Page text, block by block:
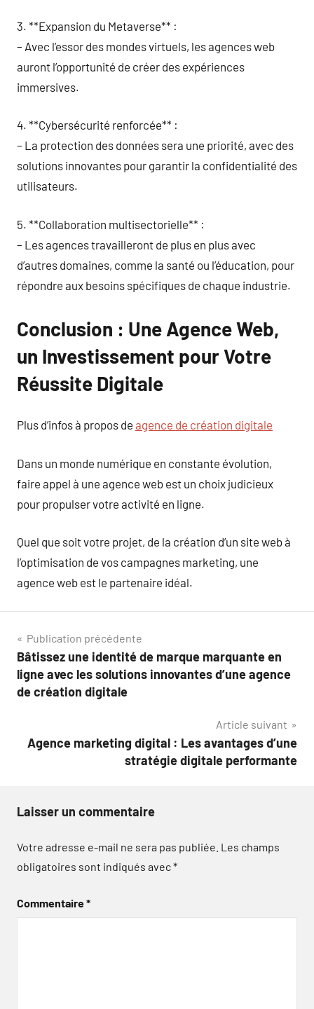
3. **Expansion du Metaverse** :
– Avec l’essor des mondes virtuels, les agences web
auront l’opportunité de créer des expériences
immersives.
4. **Cybersécurité renforcée** :
– La protection des données sera une priorité, avec des
solutions innovantes pour garantir la confidentialité des
utilisateurs.
5. **Collaboration multisectorielle** :
– Les agences travailleront de plus en plus avec
d’autres domaines, comme la santé ou l’éducation, pour
répondre aux besoins spécifiques de chaque industrie.
Conclusion : Une Agence Web,
un Investissement pour Votre
Réussite Digitale
Plus d’infos à propos de agence de création digitale
Dans un monde numérique en constante évolution,
faire appel à une agence web est un choix judicieux
pour propulser votre activité en ligne.
Quel que soit votre projet, de la création d’un site web à
l’optimisation de vos campagnes marketing, une
agence web est le partenaire idéal.
Navigation
de
l’article
Publication précédente
Bâtissez une identité de marque marquante en
ligne avec les solutions innovantes d’une agence
de création digitale
Article suivant
Agence marketing digital : Les avantages d’une
stratégie digitale performante
Laisser un commentaire
Votre adresse e-mail ne sera pas publiée. Les champs
obligatoires sont indiqués avec*
Commentaire*